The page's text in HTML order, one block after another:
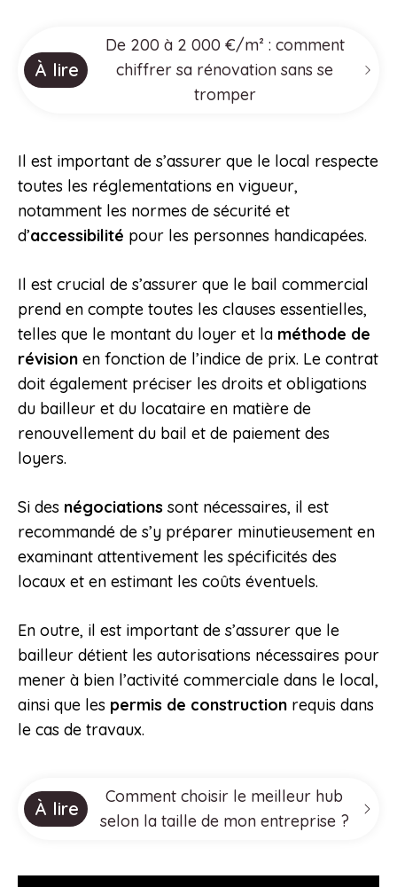
À lire
De 200 à 2 000 €/m² : comment
chiffrer sa rénovation sans se
tromper
Il est important de s’assurer que le local respecte
toutes les réglementations en vigueur,
notamment les normes de sécurité et
d’accessibilité pour les personnes handicapées.
Il est crucial de s’assurer que le bail commercial
prend en compte toutes les clauses essentielles,
telles que le montant du loyer et la méthode de
révision en fonction de l’indice de prix. Le contrat
doit également préciser les droits et obligations
du bailleur et du locataire en matière de
renouvellement du bail et de paiement des
loyers.
Si des négociations sont nécessaires, il est
recommandé de s’y préparer minutieusement en
examinant attentivement les spécificités des
locaux et en estimant les coûts éventuels.
En outre, il est important de s’assurer que le
bailleur détient les autorisations nécessaires pour
mener à bien l’activité commerciale dans le local,
ainsi que les permis de construction requis dans
le cas de travaux.
À lire
Comment choisir le meilleur hub
selon la taille de mon entreprise ?